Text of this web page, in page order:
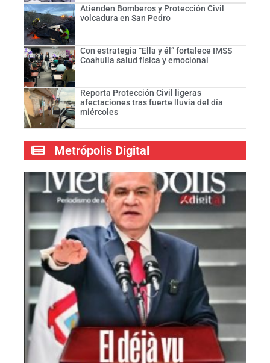
Atienden Bomberos y Protección Civil
volcadura en San Pedro
Con estrategia “Ella y él” fortalece IMSS
Coahuila salud física y emocional
Reporta Protección Civil ligeras
afectaciones tras fuerte lluvia del día
miércoles
Metrópolis Digital